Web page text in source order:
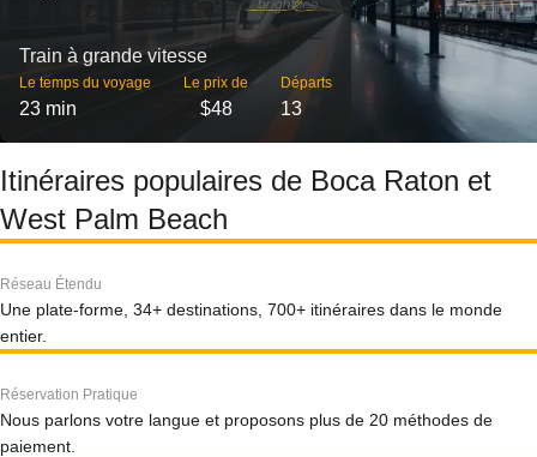
Train à grande vitesse
Le temps du voyage
23 min
Le prix de
$48
Départs
13
Itinéraires populaires de Boca Raton et
West Palm Beach
Réseau Étendu
Une plate-forme, 34+ destinations, 700+ itinéraires dans le monde
entier.
Réservation Pratique
Nous parlons votre langue et proposons plus de 20 méthodes de
paiement.